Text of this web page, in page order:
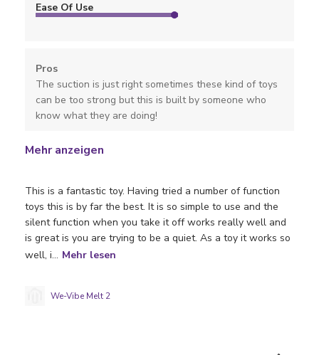
This is a fantastic toy. Having tried a number of function
toys this is by far the best. It is so simple to use and the
silent function when you take it off works really well and
is great is you are trying to be a quiet. As a toy it works so
well, i... Mehr lesen
We-Vibe Melt 2
Ease Of Use
Pros
The suction is just right sometimes these kind of toys
can be too strong but this is built by someone who
know what they are doing!
Mehr anzeigen